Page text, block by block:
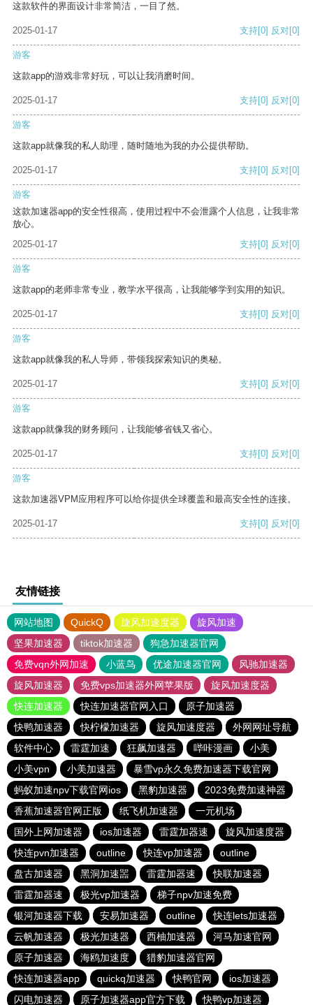
这款软件的界面设计非常简洁，一目了然。
2025-01-17 支持[0] 反对[0]
游客
这款app的游戏非常好玩，可以让我消磨时间。
2025-01-17 支持[0] 反对[0]
游客
这款app就像我的私人助理，随时随地为我的办公提供帮助。
2025-01-17 支持[0] 反对[0]
游客
这款加速器app的安全性很高，使用过程中不会泄露个人信息，让我非常
放心。
2025-01-17
支持[0] 反对[0]
游客
这款app的老师非常专业，教学水平很高，让我能够学到实用的知识。
2025-01-17 支持[0] 反对[0]
游客
这款app就像我的私人导师，带领我探索知识的奥秘。
2025-01-17 支持[0] 反对[0]
游客
这款app就像我的财务顾问，让我能够省钱又省心。
2025-01-17 支持[0] 反对[0]
游客
这款加速器VPM应用程序可以给你提供全球覆盖和最高安全性的连接。
2025-01-17 支持[0] 反对[0]
友情链接
网站地图 QuickQ 旋风加速度器
旋风加速
坚果加速器
tiktok加速器
狗急加速器官网
免费vqn外网加速
小蓝鸟 优途加速器官网
风驰加速器
旋风加速器
免费vps加速器外网苹果版
旋风加速度器
快连加速器
快连加速器官网入口
原子加速器
快鸭加速器
快柠檬加速器 旋风加速度器
外网网址导航
软件中心
雷霆加速 狂飙加速器 哔咔漫画
小美
小美vpn
小美加速器
暴雪vp永久免费加速器下载官网
蚂蚁加速npv下载官网ios
黑豹加速器
2023免费加速神器
香蕉加速器官网正版
纸飞机加速器
一元机场
国外上网加速器
ios加速器 雷霆加器速
旋风加速度器
快连pvn加速器
outline 快连vp加速器
outline
盘古加速器
黑洞加速噐 雷霆加器速
快联加速器
雷霆加器速
极光vp加速器
梯子npv加速免费
银河加速器下载
安易加速器 outline
快连lets加速器
云帆加速器
极光加速器 西柚加速器
河马加速官网
原子加速器
海鸥加速度
猎豹加速器官网
快连加速器app
quickq加速器 快鸭官网
ios加速器
闪电加速器
原子加速器app官方下载 快鸭vp加速器